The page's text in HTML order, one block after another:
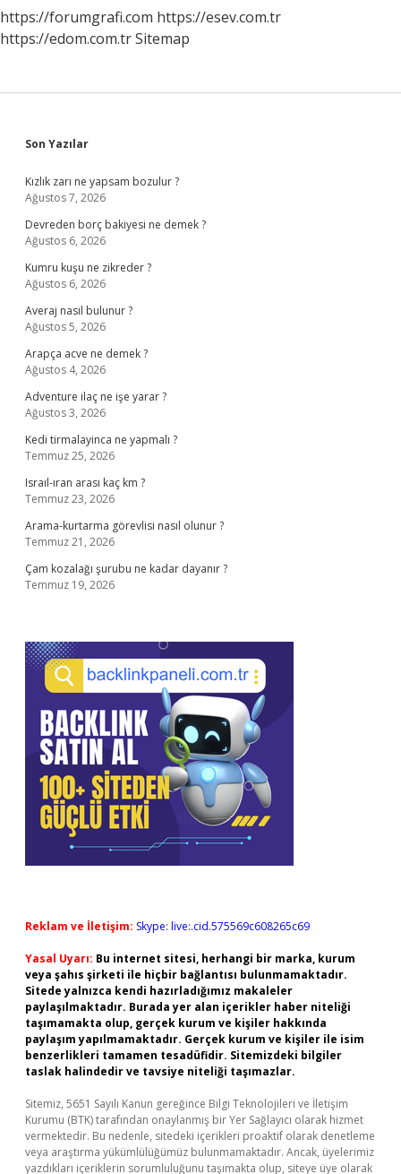
https://forumgrafi.com https://esev.com.tr
https://edom.com.trSitemap
Sidebar
Son Yazılar
Kızlık zarı ne yapsam bozulur ?
Ağustos 7, 2026
Devreden borç bakiyesi ne demek ?
Ağustos 6, 2026
Kumru kuşu ne zikreder ?
Ağustos 6, 2026
Averaj nasıl bulunur ?
Ağustos 5, 2026
Arapça acve ne demek ?
Ağustos 4, 2026
Adventure ilaç ne işe yarar ?
Ağustos 3, 2026
Kedi tirmalayinca ne yapmalı ?
Temmuz 25, 2026
Israıl-ıran arası kaç km ?
Temmuz 23, 2026
Arama-kurtarma görevlisi nasıl olunur ?
Temmuz 21, 2026
Çam kozalağı şurubu ne kadar dayanır ?
Temmuz 19, 2026
Reklam ve İletişim: Skype: live:.cid.575569c608265c69
Yasal Uyarı: Bu internet sitesi, herhangi bir marka, kurum
veya şahıs şirketi ile hiçbir bağlantısı bulunmamaktadır.
Sitede yalnızca kendi hazırladığımız makaleler
paylaşılmaktadır. Burada yer alan içerikler haber niteliği
taşımamakta olup, gerçek kurum ve kişiler hakkında
paylaşım yapılmamaktadır. Gerçek kurum ve kişiler ile isim
benzerlikleri tamamen tesadüfidir. Sitemizdeki bilgiler
taslak halindedir ve tavsiye niteliği taşımazlar.
Sitemiz, 5651 Sayılı Kanun gereğince Bilgi Teknolojileri ve İletişim
Kurumu (BTK) tarafından onaylanmış bir Yer Sağlayıcı olarak hizmet
vermektedir. Bu nedenle, sitedeki içerikleri proaktif olarak denetleme
veya araştırma yükümlülüğümüz bulunmamaktadır. Ancak, üyelerimiz
yazdıkları içeriklerin sorumluluğunu taşımakta olup, siteye üye olarak